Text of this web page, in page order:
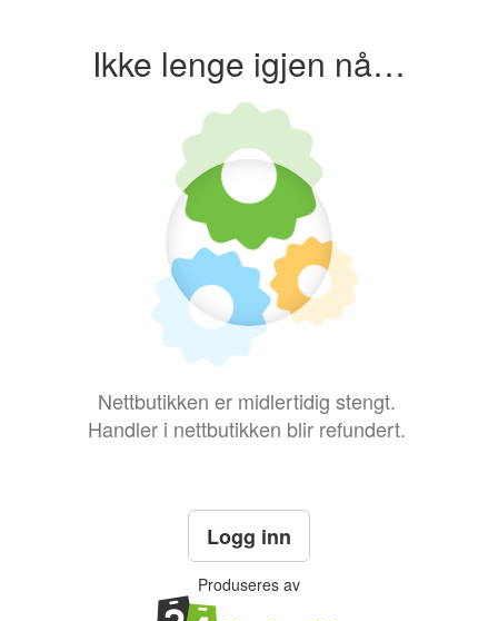
Ikke lenge igjen nå…
Nettbutikken er midlertidig stengt.
Handler i nettbutikken blir refundert.
Logg inn
Produseres av